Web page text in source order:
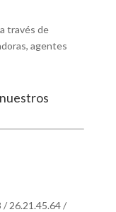
través de
agentes
/ 26.21.45.64/